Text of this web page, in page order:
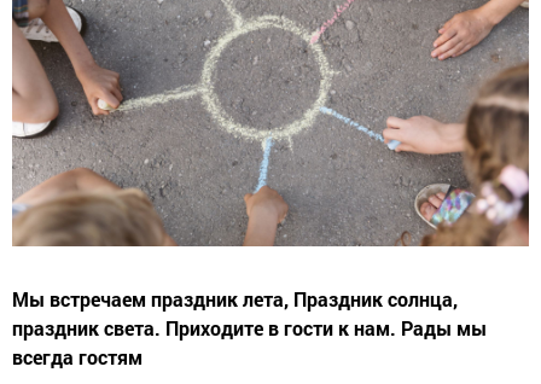
Мы встречаем праздник лета, Праздник солнца,
праздник света. Приходите в гости к нам. Рады мы
всегда гостям